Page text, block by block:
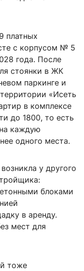
платных
с корпусом № 5
года. После
стоянки в ЖК
паркинге и
«Исеть
в комплексе
до 1800, то есть
каждую
одного места.
у другого
блоками
в аренду.
мест для
тоже